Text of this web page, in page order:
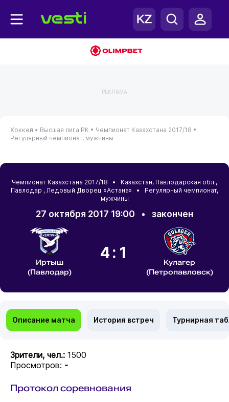
РЕКЛАМА
Хоккей • Высшая лига РК • Чемпионат Казахстана 2017/18 •
Регулярный чемпионат, мужчины
Чемпионат Казахстана 2017/18 • Казахстан, Павлодарская обл.,
Павлодар , Ледовый Дворец «Астана» • Регулярный чемпионат,
мужчины
27 октября 2017 19:00 • закончен
Иртыш
(Павлодар)
4:1
Кулагер
(Петропавловск)
Описание матча История встреч Турнирная
Зрители, чел.: 1500
Просмотров: -
Протокол соревнования